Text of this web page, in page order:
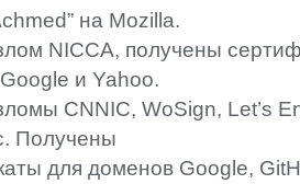
на Mozilla.
NICCA, получены
и Yahoo.
CNNIC, WoSign, Let’s
Получены
для доменов Google,